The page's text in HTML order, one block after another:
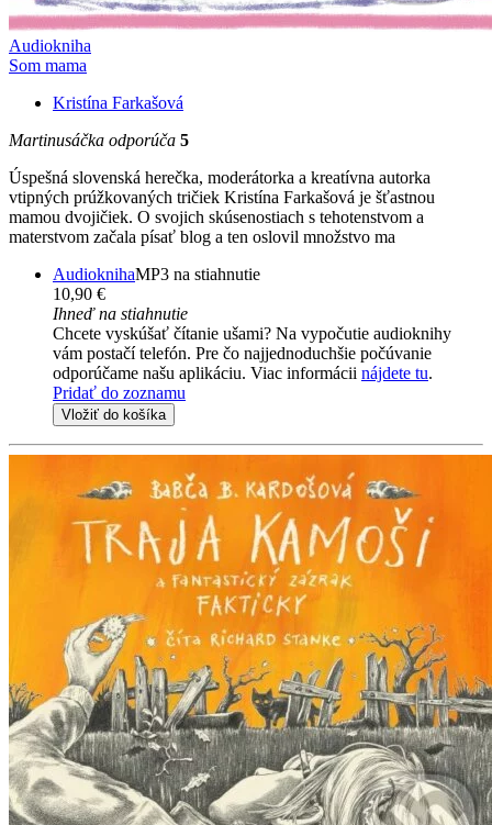
Audiokniha
Som mama
Kristína Farkašová
Martinusáčka odporúča 5
Úspešná slovenská herečka, moderátorka a kreatívna autorka
vtipných prúžkovaných tričiek Kristína Farkašová je šťastnou
mamou dvojičiek. O svojich skúsenostiach s tehotenstvom a
materstvom začala písať blog a ten oslovil množstvo ma
AudioknihaMP3 na stiahnutie
10,90 €
Ihneď na stiahnutie
Chcete vyskúšať čítanie ušami? Na vypočutie audioknihy
vám postačí telefón. Pre čo najjednoduchšie počúvanie
odporúčame našu aplikáciu. Viac informácii nájdete tu.
Pridať do zoznamu
Vložiť do košíka